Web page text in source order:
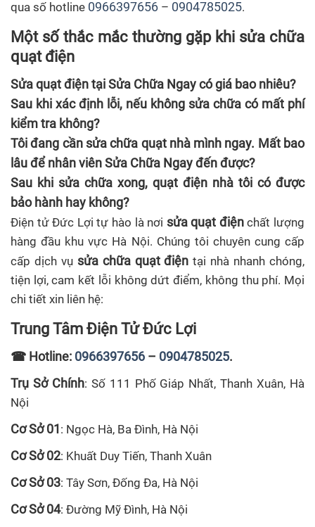
qua số hotline 0966397656 – 0904785025.
Một số thắc mắc thường gặp khi sửa chữa
quạt điện
Sửa quạt điện tại Sửa Chữa Ngay có giá bao nhiêu?
Sau khi xác định lỗi, nếu không sửa chữa có mất phí
kiểm tra không?
Tôi đang cần sửa chữa quạt nhà mình ngay. Mất bao
lâu để nhân viên Sửa Chữa Ngay đến được?
Sau khi sửa chữa xong, quạt điện nhà tôi có được
bảo hành hay không?
Điện tử Đức Lợi tự hào là nơi sửa quạt điệnchất lượng
hàng đầu khu vực Hà Nội. Chúng tôi chuyên cung cấp
cấp dịch vụsửa chữa quạt điện tại nhà nhanh chóng,
tiện lợi, cam kết lỗi không dứt điểm, không thu phí. Mọi
chi tiết xin liên hệ:
Trung Tâm Điện Tử Đức Lợi
☎ Hotline: 0966397656 – 0904785025.
Trụ Sở Chính: Số 111 Phố Giáp Nhất, Thanh Xuân, Hà
Nội
Cơ Sở 01: Ngọc Hà, Ba Đình, Hà Nội
Cơ Sở 02: Khuất Duy Tiến, Thanh Xuân
Cơ Sở 03: Tây Sơn, Đống Đa, Hà Nội
Cơ Sở 04: Đường Mỹ Đình, Hà Nội